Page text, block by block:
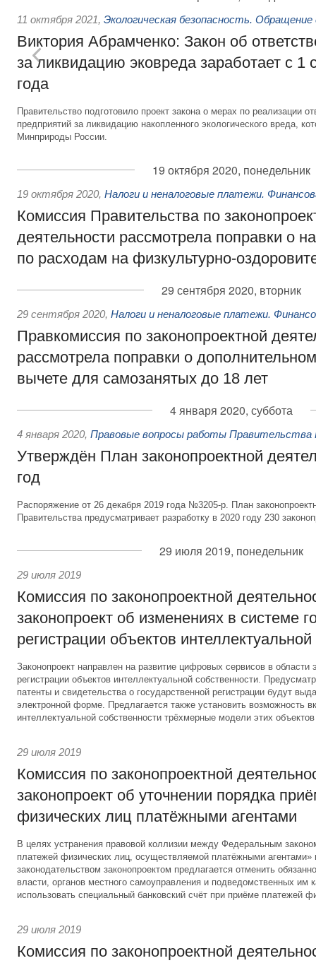
11 октября 2021, Экологическая безопасность.
Виктория Абрамченко: Закон об
за ликвидацию эковреда заработает с 1
года
Правительство подготовило проект закона о мерах по реализации
предприятий за ликвидацию накопленного экологического вреда,
Минприроды России.
19 октября 2020, понедельник
19 октября 2020, Налоги и неналоговые платежи.
Комиссия Правительства по
деятельности рассмотрела поправки о
по расходам на физкультурно-
29 сентября 2020, вторник
29 сентября 2020, Налоги и неналоговые платежи.
Правкомиссия по законопроектной
рассмотрела поправки о
вычете для самозанятых до 18 лет
4 января 2020, суббота
4 января 2020, Правовые вопросы работы Правительства
Утверждён План законопроектной
год
Распоряжение от 26 декабря 2019 года №3205-р. План
Правительства предусматривает разработку в 2020 году 230
29 июля 2019, понедельник
29 июля 2019
Комиссия по законопроектной
законопроект об изменениях в системе
регистрации объектов
Законопроект направлен на развитие цифровых сервисов в области
регистрации объектов интеллектуальной собственности.
патенты и свидетельства о государственной регистрации будут
электронной форме. Предлагается также установить возможность
интеллектуальной собственности трёхмерные модели этих
29 июля 2019
Комиссия по законопроектной
законопроект об уточнении порядка
физических лиц платёжными агентами
В целях устранения правовой коллизии между Федеральным
платежей физических лиц, осуществляемой платёжными
законодательством законопроектом предлагается отменить
власти, органов местного самоуправления и подведомственных им
использовать специальный банковский счёт при приёме платежей
29 июля 2019
Комиссия по законопроектной